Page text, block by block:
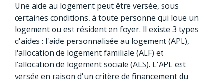
Une aide au logement peut être versée, sous
certaines conditions, à toute personne qui loue un
logement ou est résident en foyer. Il existe 3 types
d'aides : l'aide personnalisée au logement (APL),
l'allocation de logement familiale (ALF) et
l'allocation de logement sociale (ALS). L'APL est
versée en raison d'un critère de financement du